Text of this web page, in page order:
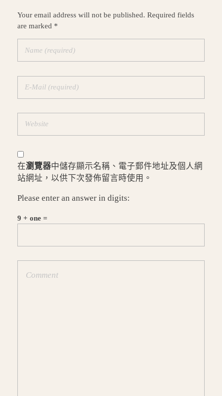
Your email address will not be published. Required fields
are marked *
在瀏覽器中儲存顯示名稱、電子郵件地址及個人網
站網址，以供下次發佈留言時使用。
Please enter an answer in digits:
9 + one =